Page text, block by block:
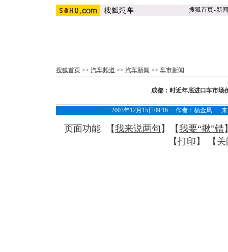
搜狐首页-新闻
搜狐首页 >> 汽车频道 >> 汽车新闻 >> 车市新闻
成都：时近年底进口车市场
2003年12月15日09:16 作者：杨金凤 来
页面功能 【我来说两句 】【我要“揪”错
【打印 】 【 关